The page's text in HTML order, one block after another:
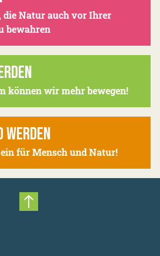
die Natur auch vor Ihrer
bewahren
können wir mehr bewegen!
WERDEN
für Mensch und Natur!
Nach oben scrollen